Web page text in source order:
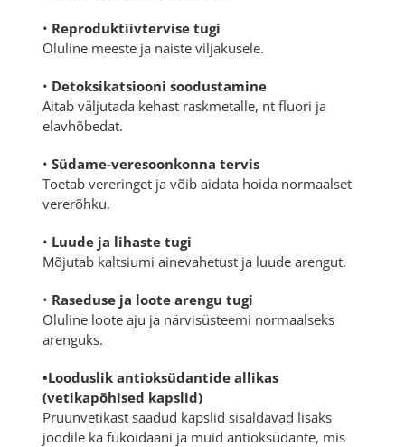
• Reproduktiivtervise tugi
Oluline meeste ja naiste viljakusele.
• Detoksikatsiooni soodustamine
Aitab väljutada kehast raskmetalle, nt fluori ja
elavhõbedat.
• Südame-veresoonkonna tervis
Toetab vereringet ja võib aidata hoida normaalset
vererõhku.
• Luude ja lihaste tugi
Mõjutab kaltsiumi ainevahetust ja luude arengut.
• Raseduse ja loote arengu tugi
Oluline loote aju ja närvisüsteemi normaalseks
arenguks.
•Looduslik antioksüdantide allikas
(vetikapõhised kapslid)
Pruunvetikast saadud kapslid sisaldavad lisaks
joodile ka fukoidaani ja muid antioksüdante, mis